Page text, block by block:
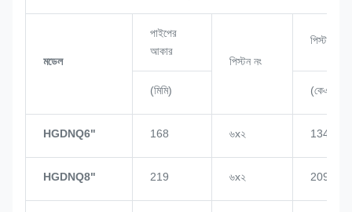
মডেল
পাইপের
আকার
পিস্টন নং
পিস্টন
(মিমি) (কেএন)
HGDNQ6" 168 ৬x২ 134
HGDNQ8" 219 ৬x২ 209